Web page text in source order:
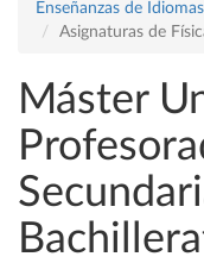
Enseñanzas de
Asignaturas de
Máster